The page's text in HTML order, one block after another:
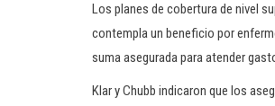
Los planes de cobertura de nivel
contempla un beneficio por
suma asegurada para atender
Klar y Chubb indicaron que los